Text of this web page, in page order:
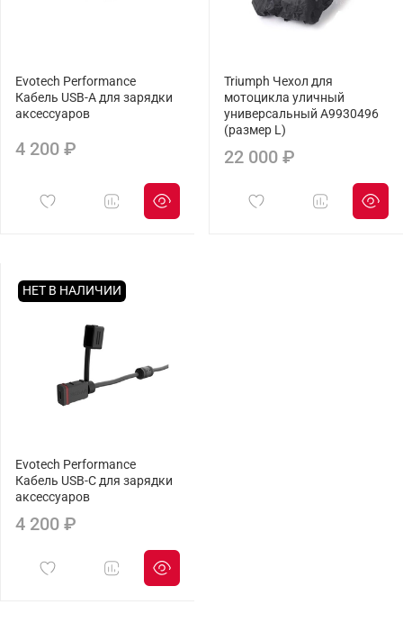
Evotech Performance
Кабель USB-A для зарядки
аксессуаров
4 200 ₽
Triumph Чехол для
мотоцикла уличный
универсальный A9930496
(размер L)
22 000 ₽
НЕТ В НАЛИЧИИ
Evotech Performance
Кабель USB-C для зарядки
аксессуаров
4 200 ₽